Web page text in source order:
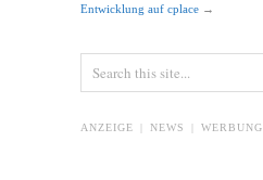
Entwicklung auf cplace →
ANZEIGE | NEWS | WERBUNG